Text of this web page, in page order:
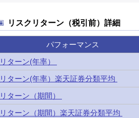
リスクリターン（税引前）詳細
パフォーマンス
リターン(年率）
リターン(年率）楽天証券分類平均
リターン（期間）
リターン（期間）楽天証券分類平均